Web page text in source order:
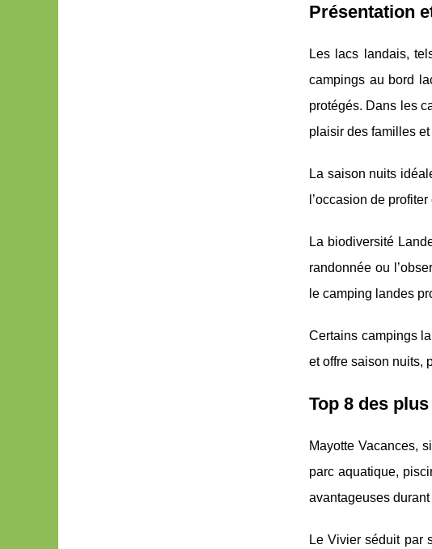
Présentation
Les lacs landais,
campings au bord
protégés. Dans les
plaisir des familles
La saison nuits
l’occasion de
La biodiversité
randonnée ou
le camping landes
Certains campings
et offre saison nuits,
Top 8 des
Mayotte Vacances,
parc aquatique,
avantageuses
Le Vivier séduit par